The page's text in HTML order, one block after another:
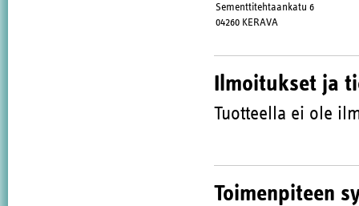
Sementtitehtaankatu 6
04260 KERAVA
Ilmoitukset ja
Tuotteella ei ole
Toimenpiteen